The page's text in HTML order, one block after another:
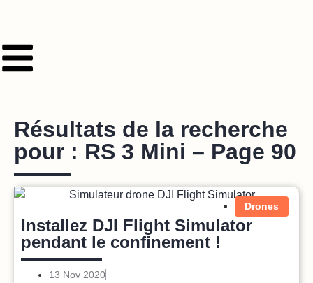
Résultats de la recherche
pour : RS 3 Mini – Page 90
Drones
Installez DJI Flight Simulator
pendant le confinement !
13 Nov 2020